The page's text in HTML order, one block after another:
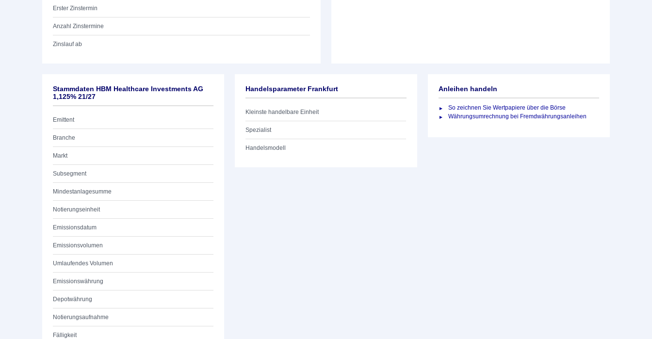
Erster Zinstermin
Anzahl Zinstermine
Zinslauf ab
Stammdaten HBM Healthcare Investments AG
1,125% 21/27
Emittent
Branche
Markt
Subsegment
Mindestanlagesumme
Notierungseinheit
Emissionsdatum
Emissionsvolumen
Umlaufendes Volumen
Emissionswährung
Depotwährung
Notierungsaufnahme
Fälligkeit
Handelsparameter Frankfurt
Kleinste handelbare Einheit
Spezialist
Handelsmodell
Anleihen handeln
So zeichnen Sie Wertpapiere über die Börse
Währungsumrechnung bei Fremdwährungsanleihen